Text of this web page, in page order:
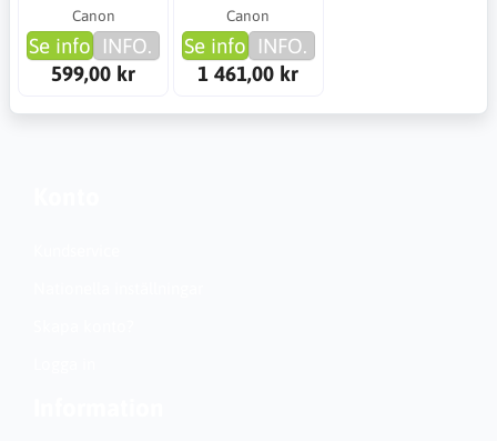
Canon
Se info INFO.
599,00 kr
Canon
Se info INFO.
1 461,00 kr